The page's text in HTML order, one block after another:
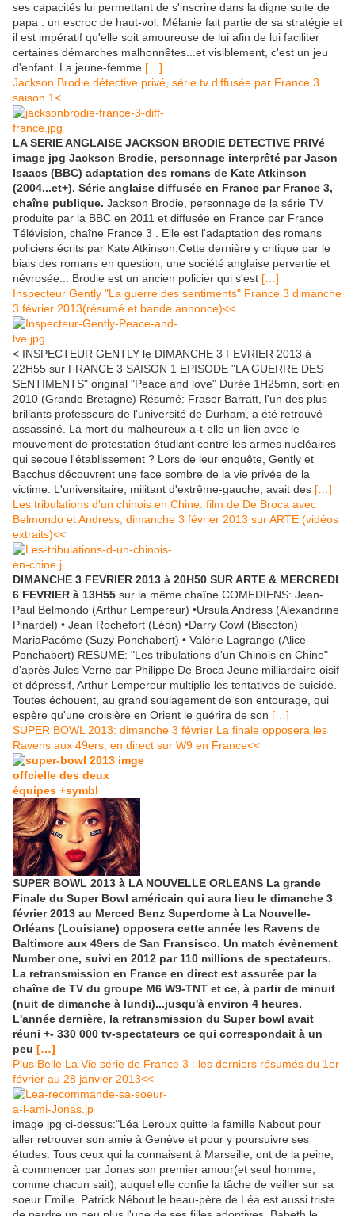
ses capacités lui permettant de s'inscrire dans la digne suite de
papa : un escroc de haut-vol. Mélanie fait partie de sa stratégie et
il est impératif qu'elle soit amoureuse de lui afin de lui faciliter
certaines démarches malhonnêtes...et visiblement, c'est un jeu
d'enfant. La jeune-femme […]
Jackson Brodie détective privé, série tv diffusée par France 3
saison 1<
LA SERIE ANGLAISE JACKSON BRODIE DETECTIVE PRIVé
image jpg Jackson Brodie, personnage interprêté par Jason
Isaacs (BBC) adaptation des romans de Kate Atkinson
(2004...et+). Série anglaise diffusée en France par France 3,
chaîne publique. Jackson Brodie, personnage de la série TV
produite par la BBC en 2011 et diffusée en France par France
Télévision, chaîne France 3 . Elle est l'adaptation des romans
policiers écrits par Kate Atkinson.Cette dernière y critique par le
biais des romans en question, une société anglaise pervertie et
névrosée... Brodie est un ancien policier qui s'est […]
Inspecteur Gently "La guerre des sentiments" France 3 dimanche
3 février 2013(résumé et bande annonce)<<
< INSPECTEUR GENTLY le DIMANCHE 3 FEVRIER 2013 à
22H55 sur FRANCE 3 SAISON 1 EPISODE "LA GUERRE DES
SENTIMENTS" original "Peace and love" Durée 1H25mn, sorti en
2010 (Grande Bretagne) Résumé: Fraser Barratt, l'un des plus
brillants professeurs de l'université de Durham, a été retrouvé
assassiné. La mort du malheureux a-t-elle un lien avec le
mouvement de protestation étudiant contre les armes nucléaires
qui secoue l'établissement ? Lors de leur enquête, Gently et
Bacchus découvrent une face sombre de la vie privée de la
victime. L'universitaire, militant d'extrême-gauche, avait des […]
Les tribulations d'un chinois en Chine: film de De Broca avec
Belmondo et Andress, dimanche 3 février 2013 sur ARTE (vidéos
extraits)<<
DIMANCHE 3 FEVRIER 2013 à 20H50 SUR ARTE & MERCREDI
6 FEVRIER à 13H55 sur la même chaîne COMEDIENS: Jean-
Paul Belmondo (Arthur Lempereur) •Ursula Andress (Alexandrine
Pinardel) • Jean Rochefort (Léon) •Darry Cowl (Biscoton)
MariaPacôme (Suzy Ponchabert) • Valérie Lagrange (Alice
Ponchabert) RESUME: "Les tribulations d'un Chinois en Chine"
d'après Jules Verne par Philippe De Broca Jeune milliardaire oisif
et dépressif, Arthur Lempereur multiplie les tentatives de suicide.
Toutes échouent, au grand soulagement de son entourage, qui
espère qu'une croisière en Orient le guérira de son […]
SUPER BOWL 2013: dimanche 3 février La finale opposera les
Ravens aux 49ers, en direct sur W9 en France<<
SUPER BOWL 2013 à LA NOUVELLE ORLEANS La grande
Finale du Super Bowl américain qui aura lieu le dimanche 3
février 2013 au Merced Benz Superdome à La Nouvelle-
Orléans (Louisiane) opposera cette année les Ravens de
Baltimore aux 49ers de San Fransisco. Un match évènement
Number one, suivi en 2012 par 110 millions de spectateurs.
La retransmission en France en direct est assurée par la
chaîne de TV du groupe M6 W9-TNT et ce, à partir de minuit
(nuit de dimanche à lundi)...jusqu'à environ 4 heures.
L'année dernière, la retransmission du Super bowl avait
réuni +- 330 000 tv-spectateurs ce qui correspondait à un
peu […]
Plus Belle La Vie série de France 3 : les derniers résumés du 1er
février au 28 janvier 2013<<
image jpg ci-dessus:"Léa Leroux quitte la famille Nabout pour
aller retrouver son amie à Genève et pour y poursuivre ses
études. Tous ceux qui la connaisent à Marseille, ont de la peine,
à commencer par Jonas son premier amour(et seul homme,
comme chacun sait), auquel elle confie la tâche de veiller sur sa
soeur Emilie. Patrick Nébout le beau-père de Léa est aussi triste